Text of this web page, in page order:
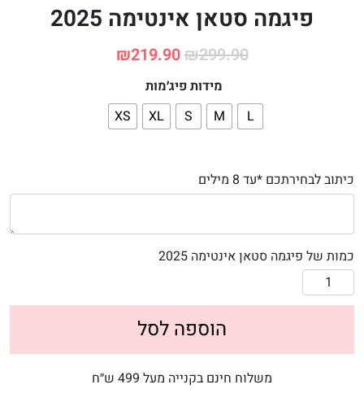
פיגמה סטאן אינטימה 2025
₪299.90
₪219.90
מידות פיג׳מות
L
M
S
XL
XS
כיתוב לבחירתכם *עד 8 מילים
כמות של פיגמה סטאן אינטימה 2025
הוספה לסל
משלוח חינם בקנייה מעל 499 ש״ח